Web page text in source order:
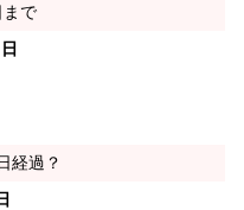
まで
経過？